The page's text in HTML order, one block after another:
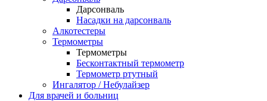
Дарсонваль
Насадки на дарсонваль
Алкотестеры
Термометры
Термометры
Бесконтактный термометр
Термометр ртутный
Ингалятор / Небулайзер
Для врачей и больниц